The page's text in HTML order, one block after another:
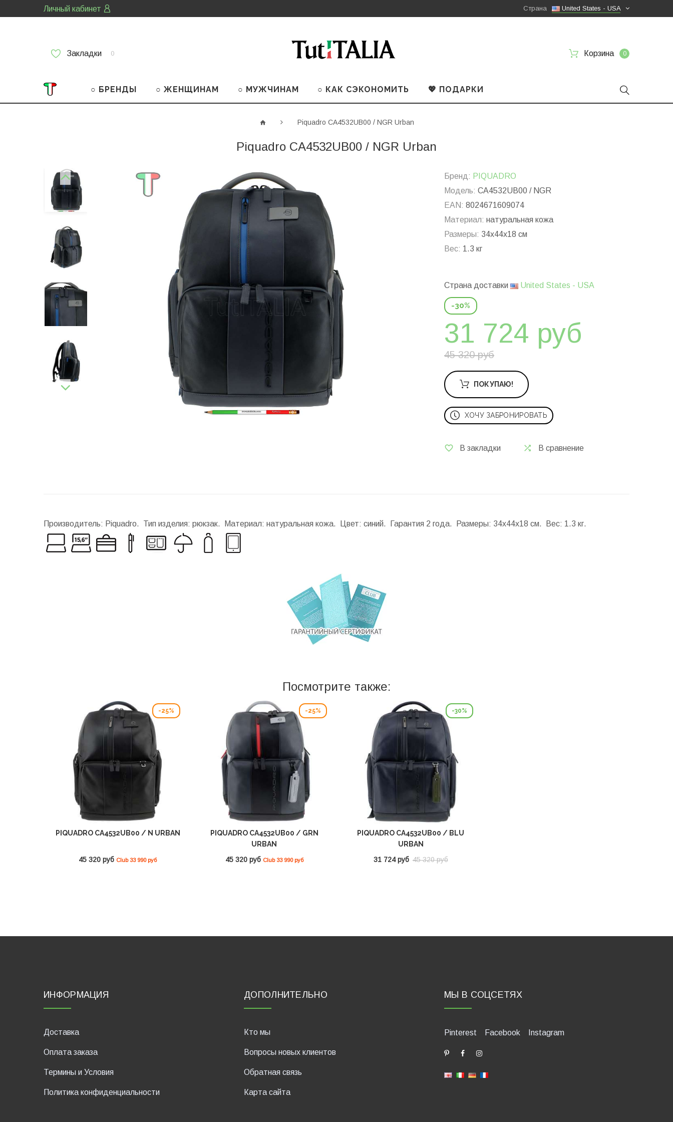
Личный кабинет United States - USA
Страна
Закладки 0 Корзина 0
○ БРЕНДЫ ○ ЖЕНЩИНАМ ○ МУЖЧИНАМ ○ КАК СЭКОНОМИТЬ 💖 ПОДАРКИ
Piquadro CA4532UB00 / NGR Urban
Piquadro CA4532UB00 / NGR Urban
Бренд: PIQUADRO
Модель: CA4532UB00 / NGR
EAN: 8024671609074
Материал: натуральная кожа
Размеры: 34x44x18 см
Вес: 1.3 кг
Страна доставки United States - USA
-30%
31 724 руб
45 320 руб
ПОКУПАЮ!
ХОЧУ ЗАБРОНИРОВАТЬ
В закладки В сравнение
Производитель: Piquadro. Тип изделия: рюкзак. Материал: натуральная кожа. Цвет: синий. Гарантия 2 года. Размеры: 34x44x18 см. Вес: 1.3 кг.
Посмотрите также:
-25%
PIQUADRO CA4532UB00 / N URBAN
45 320 руб Club 33 990 руб
-25%
PIQUADRO CA4532UB00 / GRN
URBAN
45 320 руб Club 33 990 руб
-30%
PIQUADRO CA4532UB00 / BLU
URBAN
31 724 руб 45 320 руб
ИНФОРМАЦИЯ
Доставка
Оплата заказа
Термины и Условия
Политика конфиденциальности
ДОПОЛНИТЕЛЬНО
Кто мы
Вопросы новых клиентов
Обратная связь
Карта сайта
МЫ В СОЦСЕТЯХ
Pinterest Facebook Instagram